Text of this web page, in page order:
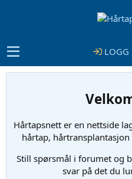
LOGG
Hårtapsnett er en nettside
hårtap,
Still spørsmål i forumet og
svar på det du